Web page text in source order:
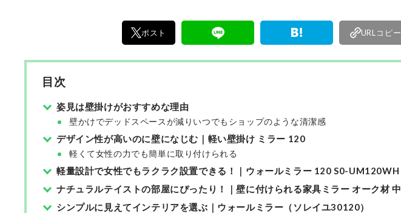
ポスト URLコピー
目次
姿見は壁掛けがおすすめな理由
壁かけでデッドスペースが減りいつでもショップのような清潔感
デザイン性が高いのに壁になじむ｜軽い壁掛け ミラー 120
軽くて女性の力でも簡単に取り付けられる
軽量設計で女性でもラクラク設置できる！｜ウォールミラー 120 S0-UM120WH
ナチュラルテイストの部屋にぴったり！｜壁に付けられる家具ミラー オーク材 中
シンプルに見えてインテリアを選ぶ｜ウォールミラー（ソレイユ30120）